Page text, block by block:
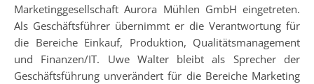
Marketinggesellschaft Aurora Mühlen GmbH eingetreten.
Als Geschäftsführer übernimmt er die Verantwortung für
die Bereiche Einkauf, Produktion, Qualitätsmanagement
und Finanzen/IT. Uwe Walter bleibt als Sprecher der
Geschäftsführung unverändert für die Bereiche Marketing